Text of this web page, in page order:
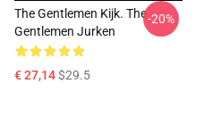
The Gentlemen Kijk. The
Gentlemen Jurken
€ 27,14$29.5
-20%